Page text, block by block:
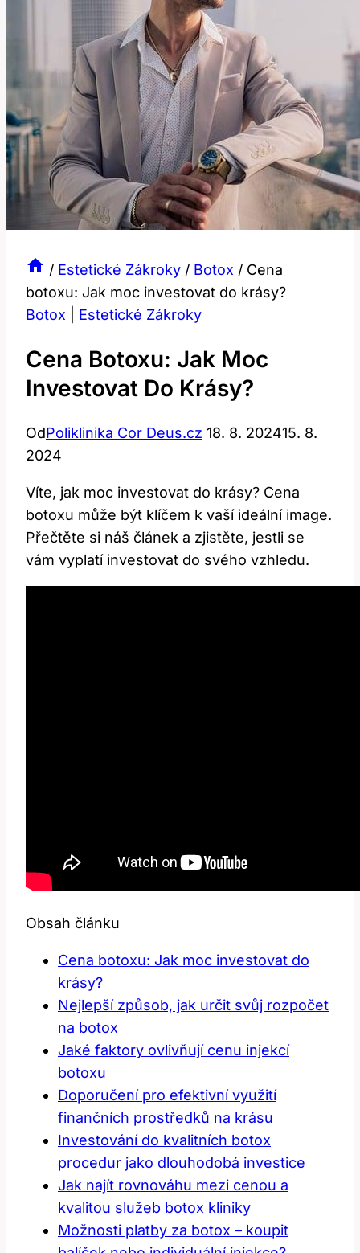
/ Estetické Zákroky / Botox / Cena
botoxu: Jak moc investovat do krásy?
Botox
Estetické Zákroky
Cena Botoxu: Jak Moc
Investovat Do Krásy?
OdPoliklinika Cor Deus.cz 18. 8. 202415. 8.
2024
Víte, jak moc investovat do krásy? Cena
botoxu může být klíčem k vaší ideální image.
Přečtěte si náš článek a zjistěte, jestli se
vám vyplatí investovat do svého vzhledu.
Obsah článku
Cena botoxu: Jak moc investovat do
krásy?
Nejlepší způsob, jak určit svůj rozpočet
na botox
Jaké faktory ovlivňují cenu injekcí
botoxu
Doporučení pro efektivní využití
finančních prostředků na krásu
Investování do kvalitních botox
procedur jako dlouhodobá investice
Jak najít rovnováhu mezi cenou a
kvalitou služeb botox kliniky
Možnosti platby za botox – koupit